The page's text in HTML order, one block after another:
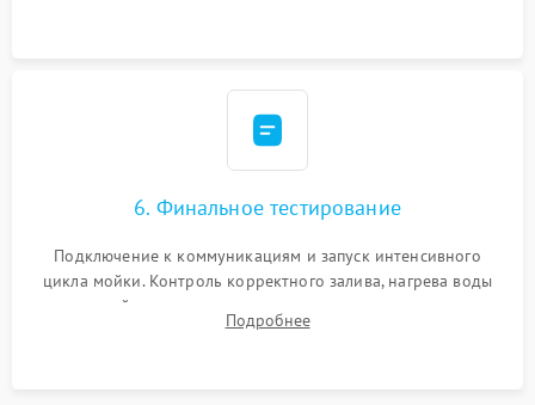
6. Финальное тестирование
Подключение к коммуникациям и запуск интенсивного
цикла мойки. Контроль корректного залива, нагрева воды
до нужной температуры, отсутствия посторонних шумов,
штатного слива и абсолютной сухости в поддоне.
Подробнее